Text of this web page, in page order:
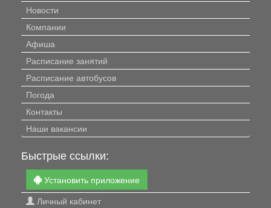
Новости
Компании
Афиша
Расписание занятий
Расписание автобусов
Погода
Контакты
Наши вакансии
Быстрые ссылки:
Установить приложение
Личный кабинет